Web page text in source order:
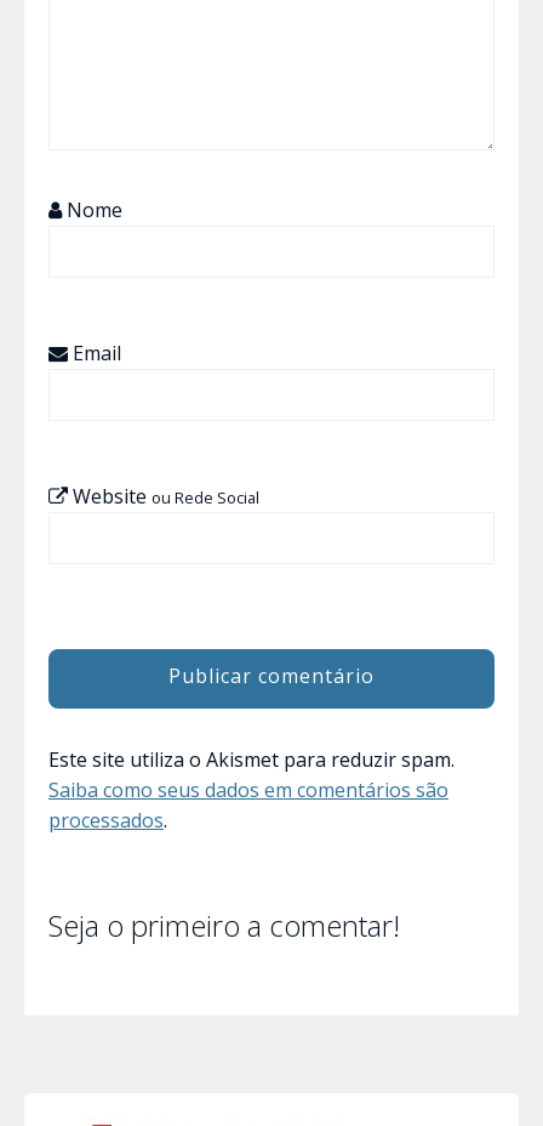
Nome
Email
Website ou Rede Social
Este site utiliza o Akismet para reduzir spam.
Saiba como seus dados em comentários são
processados.
Seja o primeiro a comentar!